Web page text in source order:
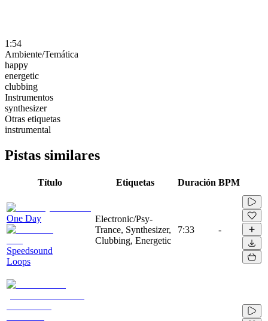
1:54
Ambiente/Temática
happy
energetic
clubbing
Instrumentos
synthesizer
Otras etiquetas
instrumental
Pistas similares
Título Etiquetas Duración BPM
One Day
Speedsound
Loops
Electronic/Psy-
Trance, Synthesizer,
Clubbing, Energetic
7:33 -